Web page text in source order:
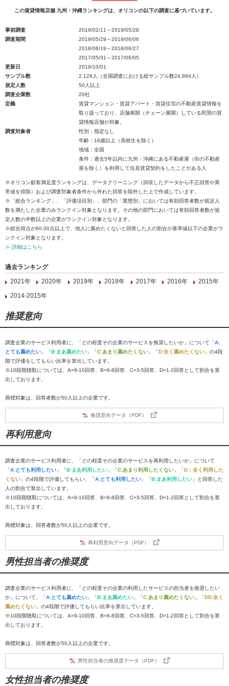
この賃貸情報店舗 九州・沖縄ランキングは、オリコンの以下の調査に基づいています。
事前調査
2019/02/11～2019/05/28
調査期間
2019/05/29～2019/06/06
2018/06/19～2018/06/27
2017/05/31～2017/06/05
更新日
2019/10/01
サンプル数
2,128人（全国調査における総サンプル数24,894人）
規定人数
50人以上
調査企業数
20社
定義
賃貸マンション・賃貸アパート・賃貸住宅の不動産賃貸情報を
取り扱っており、店舗展開（チェーン展開）している民間の賃
貸情報店舗が対象。
調査対象者
性別：指定なし
年齢：18歳以上（高校生を除く）
地域：全国
条件：過去5年以内に九州・沖縄にある不動産屋（街の不動産
屋を除く）を利用して住居賃貸契約をしたことがある人
※オリコン顧客満足度ランキングは、データクリーニング（回収したデータから不正回答や異
常値を排除）および調査対象者条件から外れた回答を除外した上で作成しています。
※「総合ランキング」、「評価項目別」、部門の「業態別」においては有効回答者数が規定人
数を満たした企業のみランクイン対象となります。その他の部門においては有効回答者数が規
定人数の半数以上の企業がランクイン対象となります。
※総合得点が60.00点以上で、他人に薦めたくないと回答した人の割合が基準値以下の企業がラ
ンクイン対象となります。
≫ 詳細はこちら
過去ランキング
2021年
2020年 2019年 2018年 2017年 2016年
2015年
2014-2015年
推奨意向
調査企業のサービス利用者に、「どの程度その企業のサービスを推奨したいか」について「A:
とても薦めたい 」「B:まあ薦めたい 」「C:あまり薦めたくない 」「D:全く薦めたくない 」の4段
階で評価をしてもらい比率を算出しています。
※10段階聴取については、A=9-10回答、B=6-8回答、C=3-5回答、D=1-2回答として割合を算
出しております。
商標対象は、回答者数が50人以上の企業です。
推奨意向データ（PDF）
再利用意向
調査企業のサービス利用者に、「どの程度その企業のサービスを再利用したいか」について
「A:とても利用したい 」「B:まあ利用したい 」「C:あまり利用したくない 」「D：全く利用した
くない 」の4段階で評価してもらい、「A:とても利用したい 」「B:まあ利用したい 」と回答した
人の割合で算出しています。
※10段階聴取については、A=9-10回答、B=6-8回答、C=3-5回答、D=1-2回答として割合を算
出しております。
商標対象は、回答者数が50人以上の企業です。
再利用意向データ（PDF）
男性担当者の推奨度
調査企業のサービス利用者に、「どの程度その企業の利用したサービスの担当者を推奨したい
か」について、「A:とても薦めたい 」「B:まあ薦めたい 」「C:あまり薦めたくない 」「DD:全く
薦めたくない 」の4段階で評価してもらい比率を算出しています。
※10段階聴取については、A=9-10回答、B=6-8回答、C=3-5回答、D=1-2回答として割合を算
出しております。
商標対象は、回答者数が50人以上の企業です。
男性担当者の推奨度データ（PDF）
女性担当者の推奨度